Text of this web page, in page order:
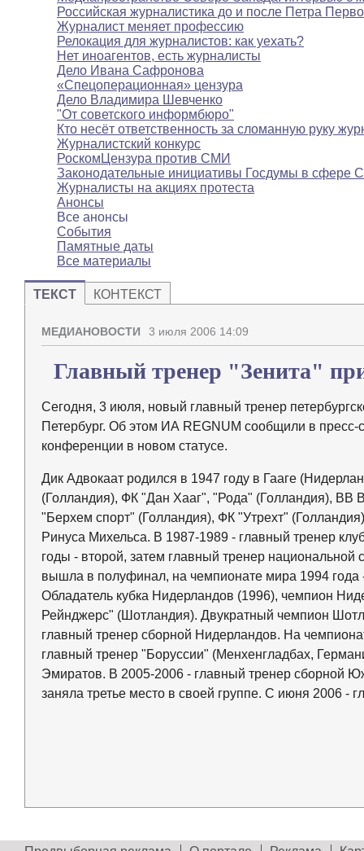
Российская журналистика до и после Петра
Журналист меняет профессию
Релокация для журналистов: как уехать?
Нет иноагентов, есть журналисты
Дело Ивана Сафронова
«Спецоперационная» цензура
Дело Владимира Шевченко
"От советского информбюро"
Кто несёт ответственность за сломанную руку
Журналистский конкурс
РоскомЦензура против СМИ
Законодательные инициативы Госдумы в сфере
Журналисты на акциях протеста
Анонсы
Все анонсы
События
Памятные даты
Все материалы
ТЕКСТ КОНТЕКСТ
МЕДИАНОВОСТИ 3 июля 2006 14:09
Главный тренер "Зенита"
Сегодня, 3 июля, новый главный тренер
Петербург. Об этом ИА REGNUM сообщили в
конференции в новом статусе.
Дик Адвокаат родился в 1947 году в Гааге
(Голландия), ФК "Дан Хааг", "Рода" (Голландия), ВВ
"Берхем спорт" (Голландия), ФК "Утрехт"
Ринуса Михельса. В 1987-1989 - главный тренер
годы - второй, затем главный тренер
вышла в полуфинал, на чемпионате мира 1994
Обладатель кубка Нидерландов (1996), чемпион
Рейнджерс" (Шотландия). Двукратный чемпион
главный тренер сборной Нидерландов. На
главный тренер "Боруссии" (Менхенгладбах,
Эмиратов. В 2005-2006 - главный тренер сборной
заняла третье место в своей группе. С июня 2006 -